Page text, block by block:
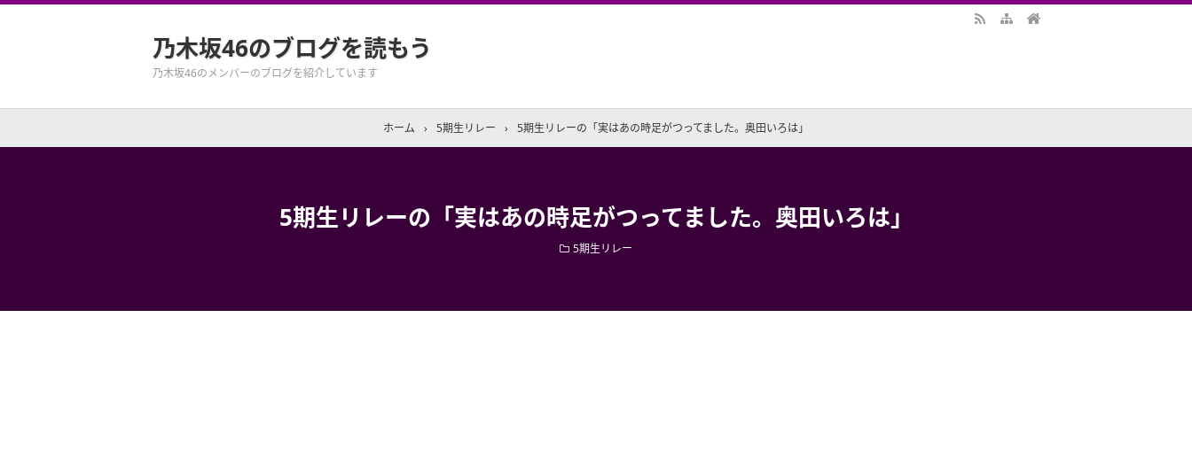
乃木坂46のブログを読もう
乃木坂46のメンバーのブログを紹介しています
ホーム › 5期生リレー › 5期生リレーの「実はあの時足がつってました。奥田いろは」
5期生リレーの「実はあの時足がつってました。奥田いろは」
5期生リレー